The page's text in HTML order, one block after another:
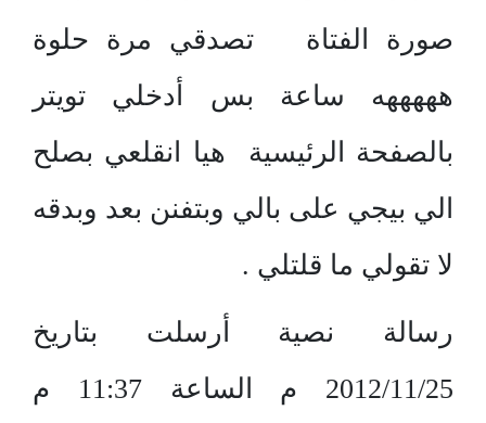
صورة الفتاة تصدقي مرة حلوة
هههههه ساعة بس أدخلي تويتر
بالصفحة الرئيسية هيا انقلعي بصلح
الي بيجي على بالي وبتفنن بعد وبدقه
لا تقولي ما قلتلي .
رسالة نصية أرسلت بتاريخ
2012/11/25 م الساعة 11:37 م